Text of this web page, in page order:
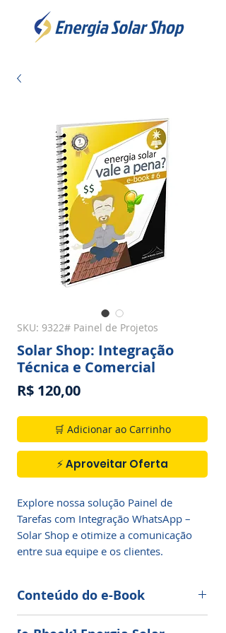
SKU: 9322# Painel de Projetos
Solar Shop: Integração
Técnica e Comercial
R$ 120,00Preço
🛒 Adicionar ao Carrinho
⚡ Aproveitar Oferta
Explore nossa solução Painel de
Tarefas com Integração WhatsApp –
Solar Shop e otimize a comunicação
entre sua equipe e os clientes.
Conteúdo do e-Book